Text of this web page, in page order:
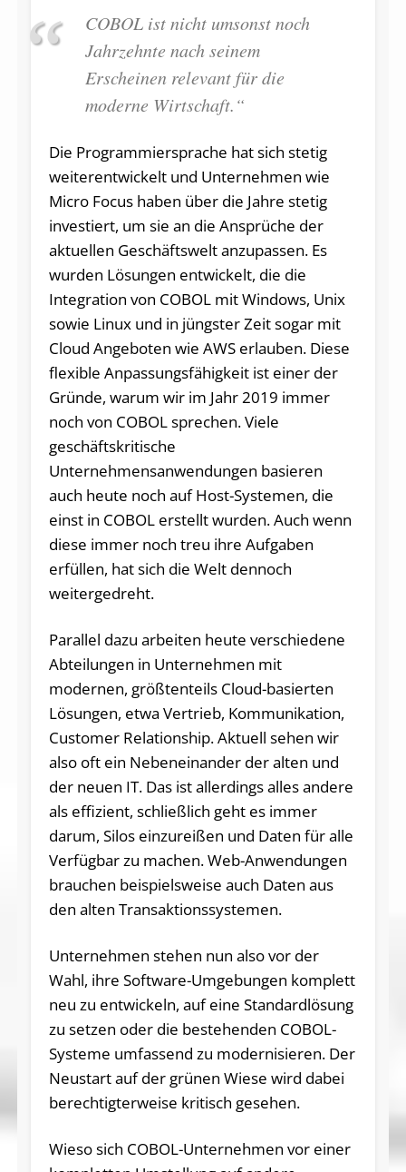
COBOL ist nicht umsonst noch
Jahrzehnte nach seinem
Erscheinen relevant für die
moderne Wirtschaft.“
Die Programmiersprache hat sich stetig
weiterentwickelt und Unternehmen wie
Micro Focus haben über die Jahre stetig
investiert, um sie an die Ansprüche der
aktuellen Geschäftswelt anzupassen. Es
wurden Lösungen entwickelt, die die
Integration von COBOL mit Windows, Unix
sowie Linux und in jüngster Zeit sogar mit
Cloud Angeboten wie AWS erlauben. Diese
flexible Anpassungsfähigkeit ist einer der
Gründe, warum wir im Jahr 2019 immer
noch von COBOL sprechen. Viele
geschäftskritische
Unternehmensanwendungen basieren
auch heute noch auf Host-Systemen, die
einst in COBOL erstellt wurden. Auch wenn
diese immer noch treu ihre Aufgaben
erfüllen, hat sich die Welt dennoch
weitergedreht.
Parallel dazu arbeiten heute verschiedene
Abteilungen in Unternehmen mit
modernen, größtenteils Cloud-basierten
Lösungen, etwa Vertrieb, Kommunikation,
Customer Relationship. Aktuell sehen wir
also oft ein Nebeneinander der alten und
der neuen IT. Das ist allerdings alles andere
als effizient, schließlich geht es immer
darum, Silos einzureißen und Daten für alle
Verfügbar zu machen. Web-Anwendungen
brauchen beispielsweise auch Daten aus
den alten Transaktionssystemen.
Unternehmen stehen nun also vor der
Wahl, ihre Software-Umgebungen komplett
neu zu entwickeln, auf eine Standardlösung
zu setzen oder die bestehenden COBOL-
Systeme umfassend zu modernisieren. Der
Neustart auf der grünen Wiese wird dabei
berechtigterweise kritisch gesehen.
Wieso sich COBOL-Unternehmen vor einer